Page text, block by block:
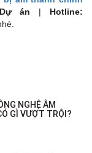
án | Hotline:
NGHỆ ÂM
GÌ VƯỢT TRỘI?